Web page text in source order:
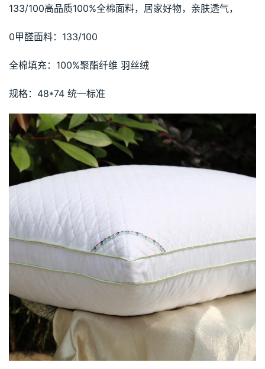
133/100高品质100%全棉面料，居家好物，亲肤透气，
0甲醛面料：133/100
全棉填充：100%聚酯纤维 羽丝绒
规格：48*74 统一标准